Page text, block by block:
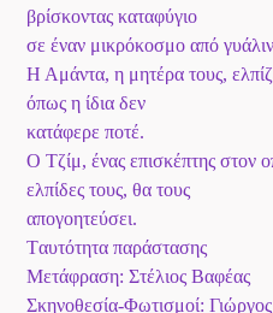
βρίσκοντας καταφύγιο
σε έναν μικρόκοσμο από
Η Αμάντα, η μητέρα τους,
όπως η ίδια δεν
κατάφερε ποτέ.
Ο Τζίμ, ένας επισκέπτης στον
ελπίδες τους, θα τους
απογοητεύσει.
Tαυτότητα παράστασης
Μετάφραση: Στέλιος Βαφέας
Σκηνοθεσία-Φωτισμοί: